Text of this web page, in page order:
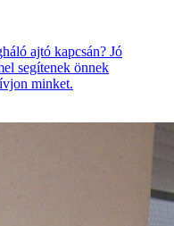
ajtó kapcsán? Jó
segítenek önnek
minket.